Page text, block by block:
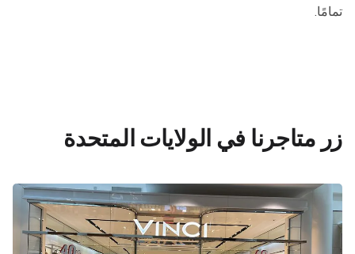
تمامًا.
زر متاجرنا في الولايات المتحدة